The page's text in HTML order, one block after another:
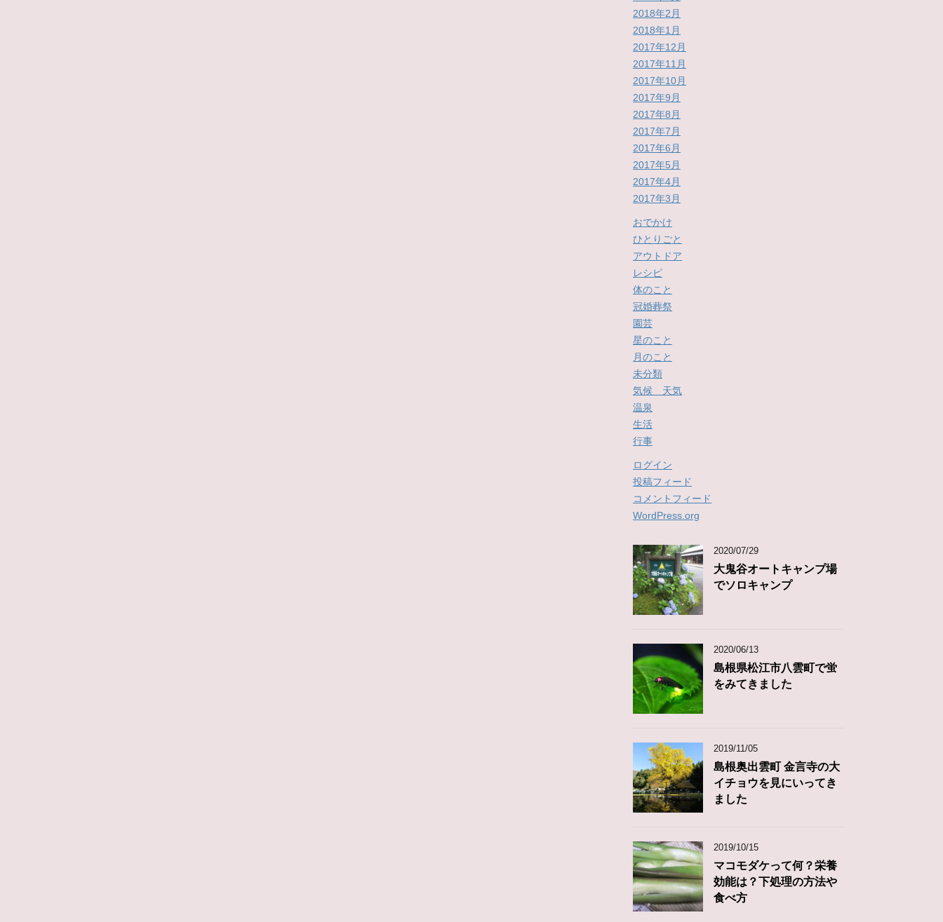
2018年2月
2018年1月
2017年12月
2017年11月
2017年10月
2017年9月
2017年8月
2017年7月
2017年6月
2017年5月
2017年4月
2017年3月
おでかけ
ひとりごと
アウトドア
レシピ
体のこと
冠婚葬祭
園芸
星のこと
月のこと
未分類
気候 天気
温泉
生活
行事
ログイン
投稿フィード
コメントフィード
WordPress.org
2020/07/29
大鬼谷オートキャンプ場
でソロキャンプ
2020/06/13
島根県松江市八雲町で蛍
をみてきました
2019/11/05
島根奥出雲町 金言寺の大
イチョウを見にいってき
ました
2019/10/15
マコモダケって何？栄養
効能は？下処理の方法や
食べ方